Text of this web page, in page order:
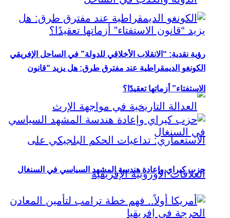
رؤية نقدية: “الانقلاب الأخلاقي للدولة” في الساحل الإفريقي
الكونغو الديمقراطية عند مفترق طرق: هل يزيد “قانون
الاستفتاء” أزماتها تعقيدًا؟
حزب كيراي وإعادة هندسة المشهد السياسي في السنغال